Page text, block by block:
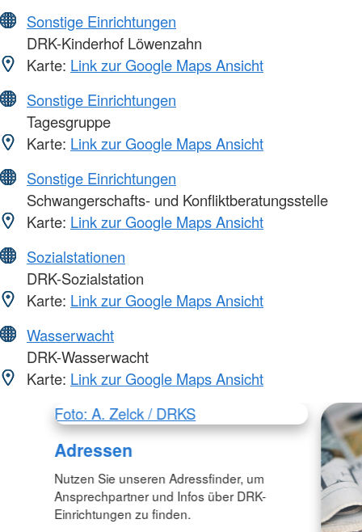
Sonstige Einrichtungen
DRK-Kinderhof Löwenzahn
Karte: Link zur Google Maps Ansicht
Sonstige Einrichtungen
Tagesgruppe
Karte: Link zur Google Maps Ansicht
Sonstige Einrichtungen
Schwangerschafts- und Konfliktberatungsstelle
Karte: Link zur Google Maps Ansicht
Sozialstationen
DRK-Sozialstation
Karte: Link zur Google Maps Ansicht
Wasserwacht
DRK-Wasserwacht
Karte: Link zur Google Maps Ansicht
Foto: A. Zelck / DRKS
Adressen
Nutzen Sie unseren Adressfinder, um
Ansprechpartner und Infos über DRK-
Einrichtungen zu finden.